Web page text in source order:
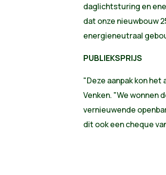
daglichtsturing en
dat onze nieuwbouw
energieneutraal
PUBLIEKSPRIJS
"Deze aanpak kon
Venken. "We wonnen
vernieuwende
dit ook een cheque